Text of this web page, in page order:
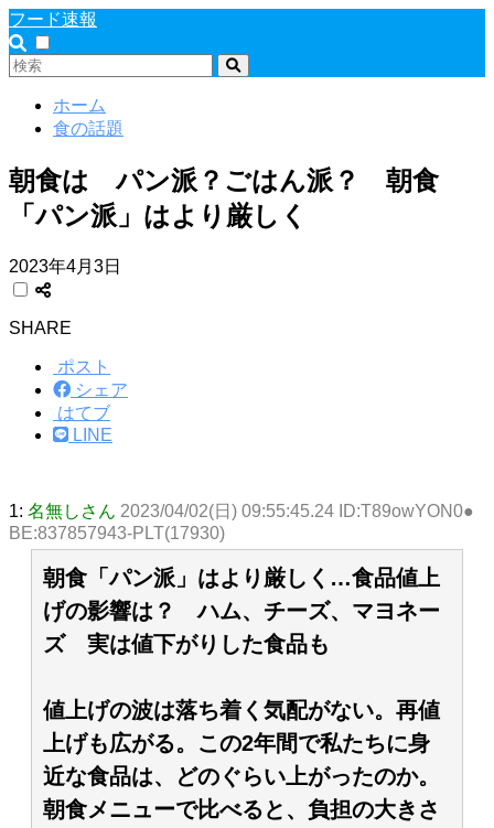
フード速報
ホーム
食の話題
朝食は パン派？ごはん派？ 朝食
「パン派」はより厳しく
2023年4月3日
SHARE
ポスト
シェア
はてブ
LINE
1: 名無しさん 2023/04/02(日) 09:55:45.24 ID:T89owYON0●
BE:837857943-PLT(17930)
朝食「パン派」はより厳しく…食品値上
げの影響は？ ハム、チーズ、マヨネー
ズ 実は値下がりした食品も
値上げの波は落ち着く気配がない。再値
上げも広がる。この2年間で私たちに身
近な食品は、どのぐらい上がったのか。
朝食メニューで比べると、負担の大きさ